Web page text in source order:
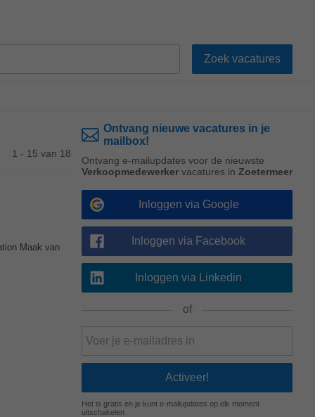
1 - 15 van 18
Maak van
Ontvang nieuwe vacatures in je
mailbox!
Ontvang e-mailupdates voor de nieuwste
Verkoopmedewerker vacatures in Zoetermeer
Inloggen via Google
Inloggen via Facebook
Inloggen via Linkedin
of
Het is gratis en je kunt e-mailupdates op elk moment
uitschakelen